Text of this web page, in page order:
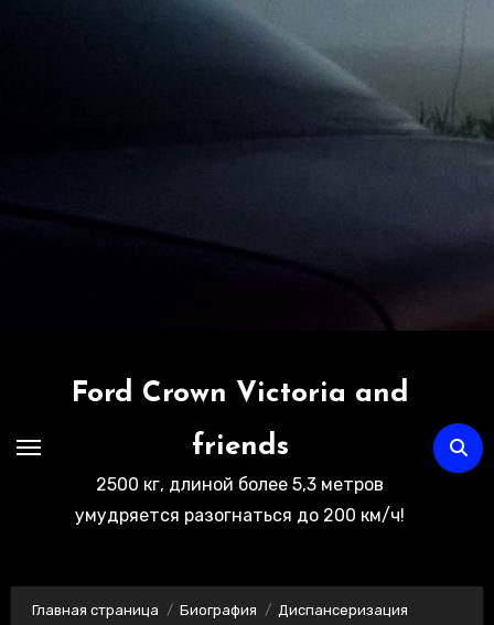
Ford Crown Victoria and
friends
2500 кг, длиной более 5,3 метров
умудряется разогнаться до 200 км/ч!
Главная страница Биография
Диспансеризация